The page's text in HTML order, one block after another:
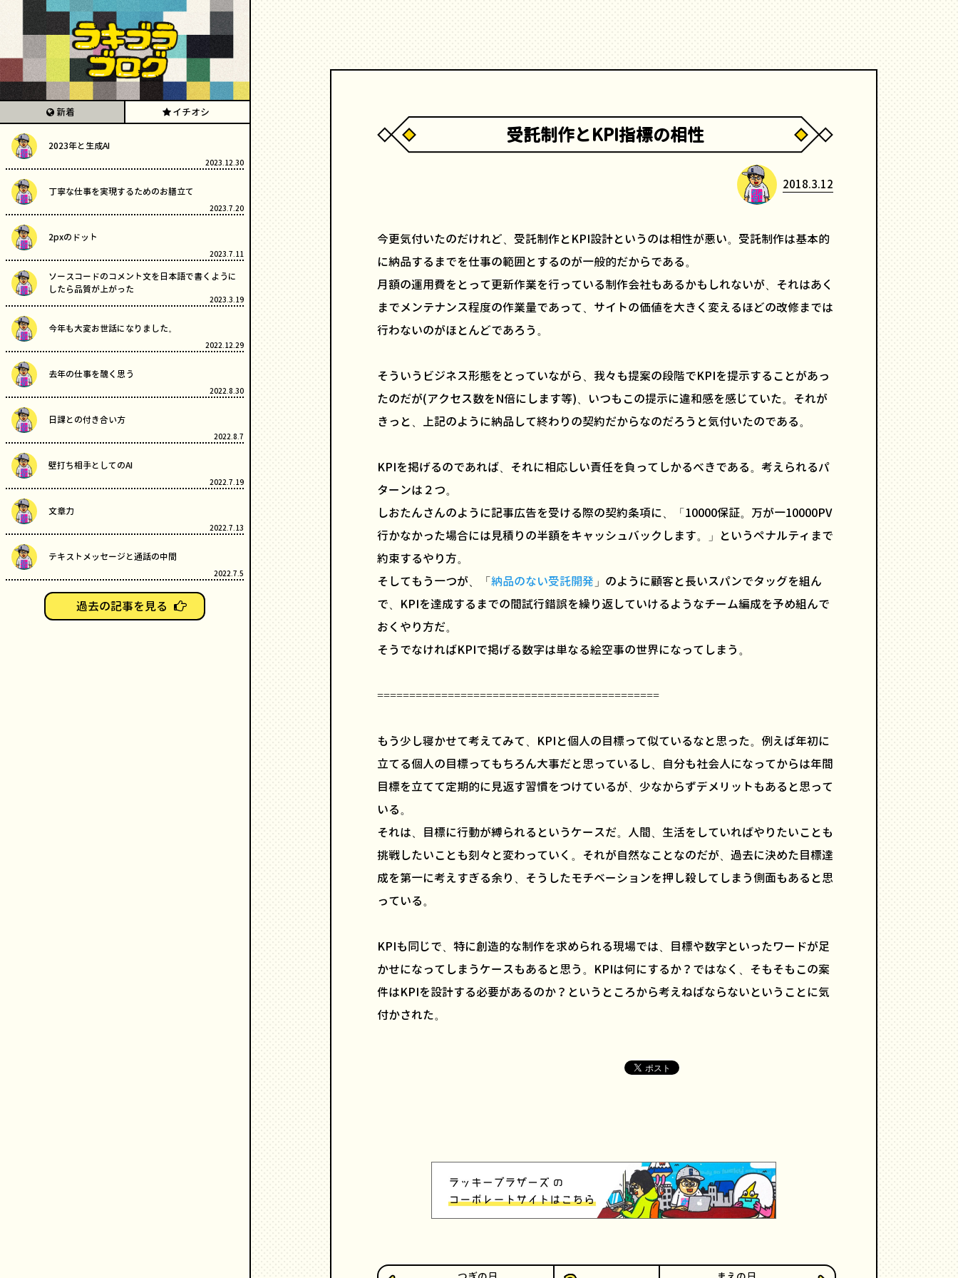
受託制作とKPI指標の相性
2018.3.12
今更気付いたのだけれど、受託制作とKPI設計というのは相性が悪い。受託制作は基本的
に納品するまでを仕事の範囲とするのが一般的だからである。
月額の運用費をとって更新作業を行っている制作会社もあるかもしれないが、それはあく
までメンテナンス程度の作業量であって、サイトの価値を大きく変えるほどの改修までは
行わないのがほとんどであろう。
そういうビジネス形態をとっていながら、我々も提案の段階でKPIを提示することがあっ
たのだが(アクセス数をN倍にします等)、いつもこの提示に違和感を感じていた。それが
きっと、上記のように納品して終わりの契約だからなのだろうと気付いたのである。
KPIを掲げるのであれば、それに相応しい責任を負ってしかるべきである。考えられるパ
ターンは２つ。
しおたんさんのように記事広告を受ける際の契約条項に、「10000保証。万が一10000PV
行かなかった場合には見積りの半額をキャッシュバックします。」というペナルティまで
約束するやり方。
そしてもう一つが、「納品のない受託開発 」のように顧客と長いスパンでタッグを組ん
で、KPIを達成するまでの間試行錯誤を繰り返していけるようなチーム編成を予め組んで
おくやり方だ。
そうでなければKPIで掲げる数字は単なる絵空事の世界になってしまう。
============================================
もう少し寝かせて考えてみて、KPIと個人の目標って似ているなと思った。例えば年初に
立てる個人の目標ってもちろん大事だと思っているし、自分も社会人になってからは年間
目標を立てて定期的に見返す習慣をつけているが、少なからずデメリットもあると思って
いる。
それは、目標に行動が縛られるというケースだ。人間、生活をしていればやりたいことも
挑戦したいことも刻々と変わっていく。それが自然なことなのだが、過去に決めた目標達
成を第一に考えすぎる余り、そうしたモチベーションを押し殺してしまう側面もあると思
っている。
KPIも同じで、特に創造的な制作を求められる現場では、目標や数字といったワードが足
かせになってしまうケースもあると思う。KPIは何にするか？ではなく、そもそもこの案
件はKPIを設計する必要があるのか？というところから考えねばならないということに気
付かされた。
新着 イチオシ
2023年と生成AI
2023.12.30
丁寧な仕事を実現するためのお膳立て
2023.7.20
2pxのドット
2023.7.11
ソースコードのコメント文を日本語で書くように
したら品質が上がった
2023.3.19
今年も大変お世話になりました。
2022.12.29
去年の仕事を醜く思う
2022.8.30
日課との付き合い方
2022.8.7
壁打ち相手としてのAI
2022.7.19
文章力
2022.7.13
テキストメッセージと通話の中間
2022.7.5
過去の記事を見る